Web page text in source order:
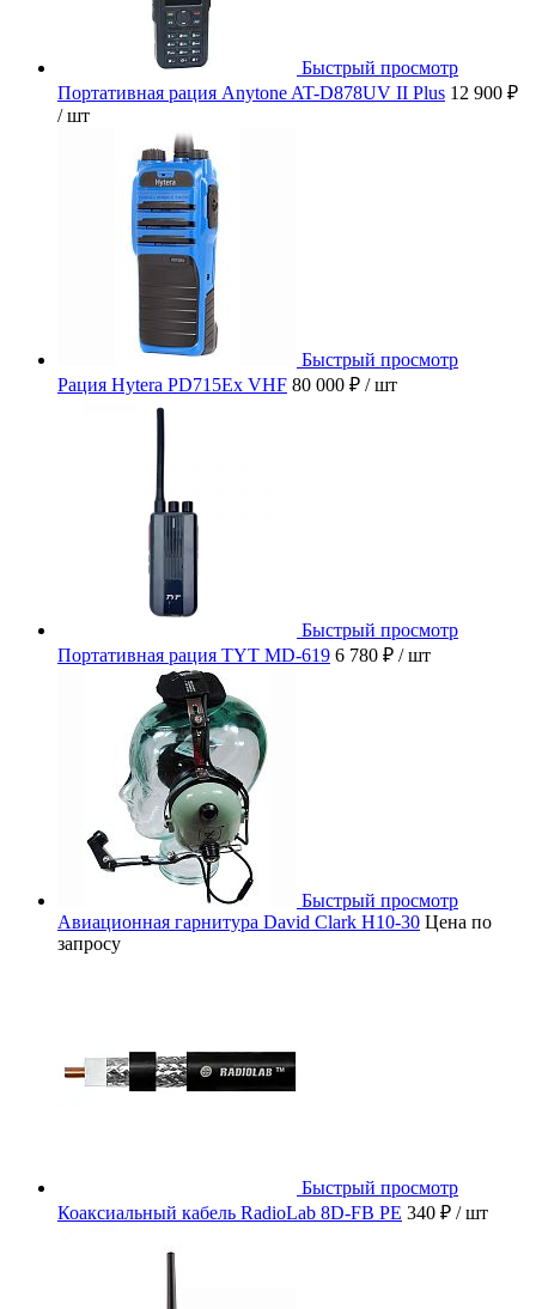
Быстрый просмотр
Портативная рация Anytone AT-D878UV II Plus 12 900 ₽
/ шт
Быстрый просмотр
Рация Hytera PD715Ex VHF 80 000 ₽ / шт
Быстрый просмотр
Портативная рация TYT MD-619 6 780 ₽ / шт
Быстрый просмотр
Авиационная гарнитура David Clark H10-30 Цена по
запросу
Быстрый просмотр
Коаксиальный кабель RadioLab 8D-FB PE 340 ₽ / шт